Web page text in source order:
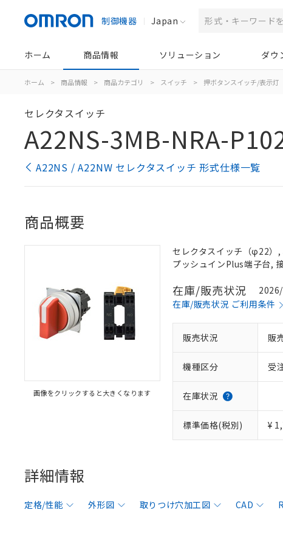
制御機器 Japan
ホーム 商品情報 ソリューション ダウ
ホーム > 商品情報 > 商品カテゴリ > スイッチ > 押ボタンスイッチ/表示灯
セレクタスイッチ
A22NS-3MB-NRA-
A22NS / A22NW セレクタスイッチ 形式仕様一覧
商品概要
画像をクリックすると大きくなります
セレクタスイッチ（φ22）
プッシュインPlus端子台,
在庫/販売状況
在庫/販売状況 ご利用条件
販売状況 販
機種区分 受
在庫状況
標準価格(税別) ¥
詳細情報
定格/性能 外形図 取りつけ穴加工図 CAD